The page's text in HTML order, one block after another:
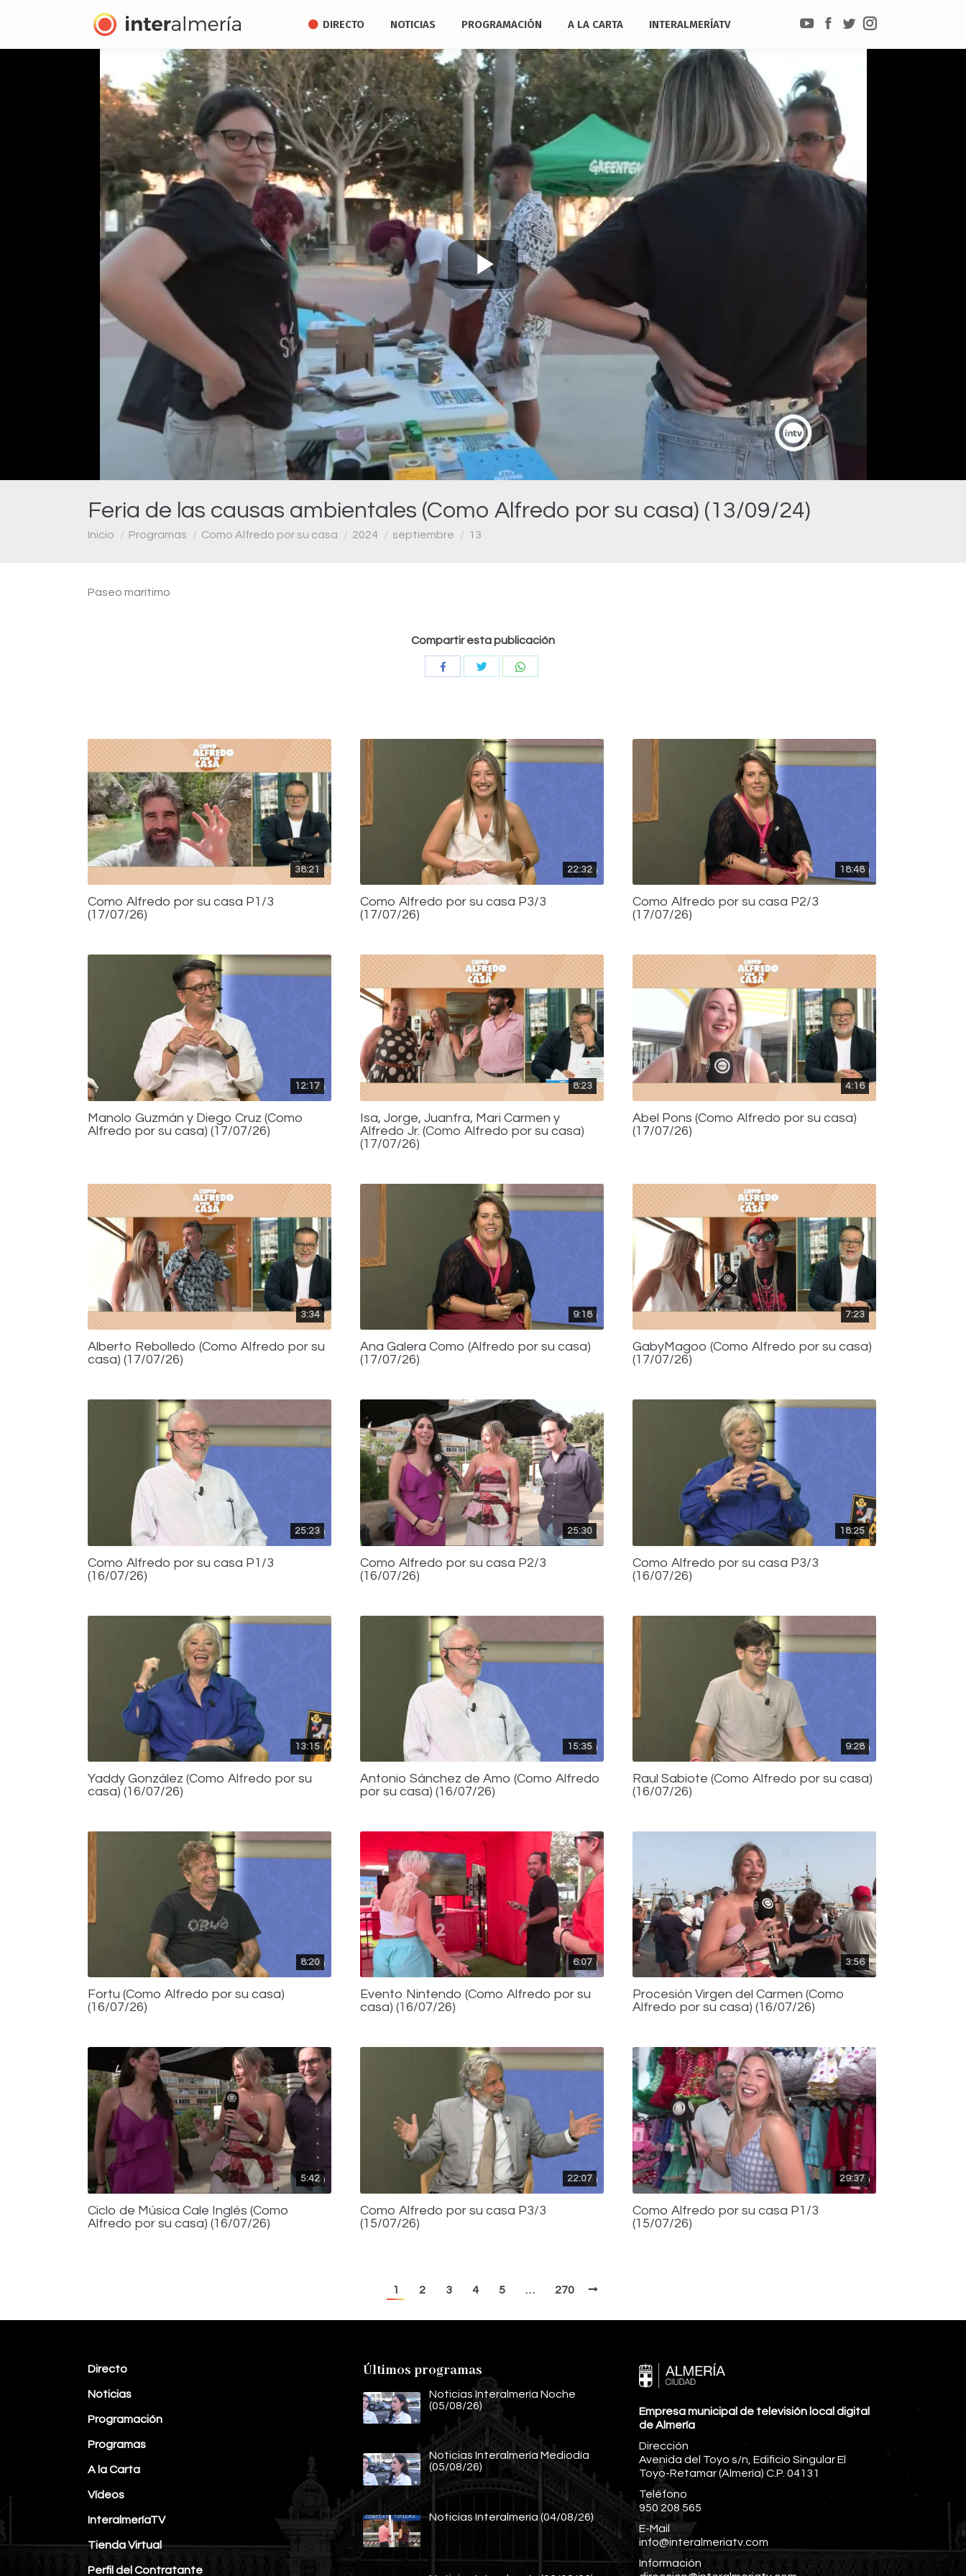
DIRECTO NOTICIAS PROGRAMACIÓN A LA CARTA INTERALMERÍATV
YouTube
Facebook
TwitterInstagram
Feria de las causas ambientales (Como Alfredo por su casa) (13/09/24)
Estás aquí:
Inicio Programas Como Alfredo por su casa 2024 septiembre 13
Play
Video
Paseo marítimo
Compartir esta publicación
CompartirCompartir
38:21
Como Alfredo por su casa P1/3
(17/07/26)
22:32
Como Alfredo por su casa P3/3
(17/07/26)
18:48
Como Alfredo por su casa P2/3
(17/07/26)
12:17
Manolo Guzmán y Diego Cruz (Como
Alfredo por su casa) (17/07/26)
8:23
Isa, Jorge, Juanfra, Mari Carmen y
Alfredo Jr. (Como Alfredo por su casa)
(17/07/26)
4:16
Abel Pons (Como Alfredo por su casa)
(17/07/26)
3:34
Alberto Rebolledo (Como Alfredo por su
casa) (17/07/26)
9:18
Ana Galera Como (Alfredo por su casa)
(17/07/26)
7:23
GabyMagoo (Como Alfredo por su casa)
(17/07/26)
25:23
Como Alfredo por su casa P1/3
(16/07/26)
25:30
Como Alfredo por su casa P2/3
(16/07/26)
18:25
Como Alfredo por su casa P3/3
(16/07/26)
13:15
Yaddy González (Como Alfredo por su
casa) (16/07/26)
15:35
Antonio Sánchez de Amo (Como Alfredo
por su casa) (16/07/26)
9:28
Raul Sabiote (Como Alfredo por su casa)
(16/07/26)
8:20
Fortu (Como Alfredo por su casa)
(16/07/26)
6:07
Evento Nintendo (Como Alfredo por su
casa) (16/07/26)
3:56
Procesión Virgen del Carmen (Como
Alfredo por su casa) (16/07/26)
5:42
Ciclo de Música Cale Inglés (Como
Alfredo por su casa) (16/07/26)
22:07
Como Alfredo por su casa P3/3
(15/07/26)
29:37
Como Alfredo por su casa P1/3
(15/07/26)
1 2 3 4 5 … 270
Directo
Noticias
Programación
Programas
A la Carta
Vídeos
InteralmeríaTV
Tienda Virtual
Perfil del Contratante
Últimos programas
Noticias Interalmería Noche
(05/08/26)
Noticias Interalmería Mediodía
(05/08/26)
Noticias Interalmería (04/08/26)
Empresa municipal de televisión local digital
de Almería
Dirección
Avenida del Toyo s/n, Edificio Singular El
Toyo-Retamar (Almería) C.P. 04131
Teléfono
950 208 565
E-Mail
info@interalmeriatv.com
Información